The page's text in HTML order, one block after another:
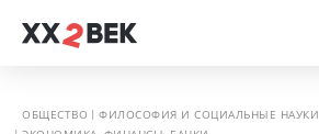
ОБЩЕСТВО
ФИЛОСОФИЯ И СОЦИАЛЬНЫЕ НАУКИ